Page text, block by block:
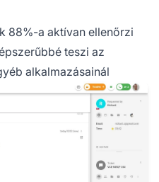
88%-a aktívan ellenőrzi
teszi az
alkalmazásainál